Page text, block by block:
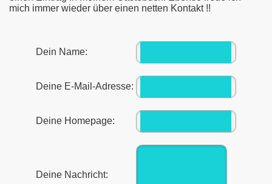
mich immer wieder über einen netten Kontakt !!
Dein Name:
Deine E-Mail-Adresse:
Deine Homepage:
Deine Nachricht: